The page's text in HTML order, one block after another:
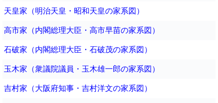
天皇家（明治天皇・昭和天皇の家系図）
高市家（内閣総理大臣・高市早苗の家系図）
石破家（内閣総理大臣・石破茂の家系図）
玉木家（衆議院議員・玉木雄一郎の家系図）
吉村家（大阪府知事・吉村洋文の家系図）